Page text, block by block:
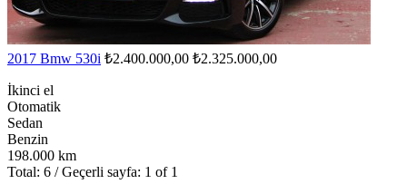
2017 Bmw 530i ₺2.400.000,00 ₺2.325.000,00
İkinci el
Otomatik
Sedan
Benzin
198.000 km
Total: 6 / Geçerli sayfa: 1 of 1